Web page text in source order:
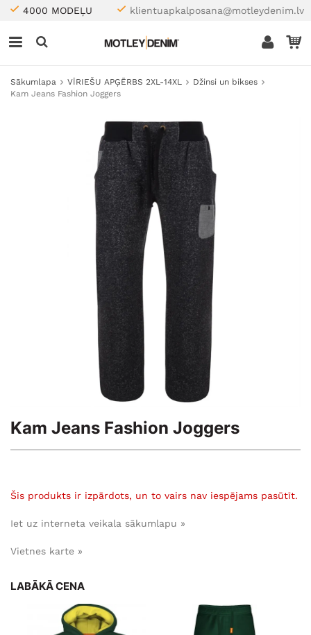
4000 MODEĻU klientuapkalposana@motleydenim.lv
Sākumlapa VĪRIEŠU APĢĒRBS 2XL-14XL
Džinsi un bikses
Kam Jeans Fashion Joggers
Kam Jeans Fashion Joggers
Šis produkts ir izpārdots, un to vairs nav iespējams pasūtīt.
Iet uz interneta veikala sākumlapu »
Vietnes karte »
LABĀKĀ CENA